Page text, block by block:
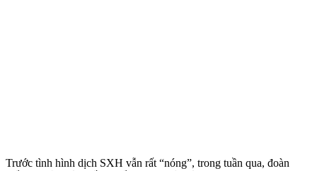
Trước tình hình dịch SXH vẫn rất “nóng”, trong tuần qua, đoàn